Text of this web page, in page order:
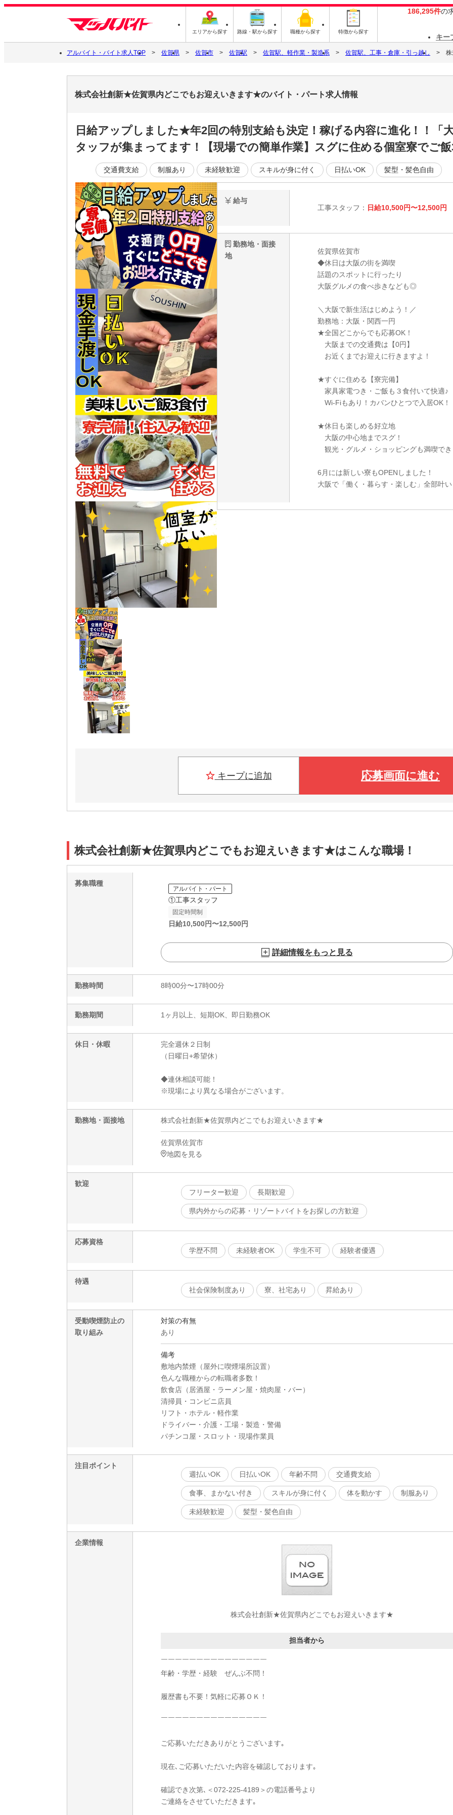
エリアから探す 路線・駅から探す 職種から探す 特徴から探す
186,295件の
キー
アルバイト・バイト求人TOP 佐賀県 佐賀市 佐賀駅 佐賀駅、軽作業・製造系 佐賀駅、工事・倉庫・引っ越し
株式会社創新★佐賀県内どこでもお迎えいきます★のバイト・パート求人情報
日給アップしました★年2回の特別支給も決定！稼げる内容に進化！！「
タッフが集まってます！【現場での簡単作業】スグに住める個室寮でご
交通費支給 制服あり 未経験歓迎 スキルが身に付く 日払いOK 髪型・髪色自由
給与
工事スタッフ： 日給10,500円〜12,500円
勤務地・面接
地
佐賀県佐賀市
◆休日は大阪の街を満喫
話題のスポットに行ったり
大阪グルメの食べ歩きなども◎
＼大阪で新生活はじめよう！／
勤務地：大阪・関西一円
★全国どこからでも応募OK！
大阪までの交通費は【0円】
お近くまでお迎えに行きますよ！
★すぐに住める【寮完備】
家具家電つき・ご飯も３食付いて快適♪
Wi-Fiもあり！カバンひとつで入居OK！
★休日も楽しめる好立地
大阪の中心地までスグ！
観光・グルメ・ショッピングも満喫で
6月には新しい寮もOPENしました！
大阪で「働く・暮らす・楽しむ」全部叶
キープに追加 応募画面に進む
株式会社創新★佐賀県内どこでもお迎えいきます★はこんな職場！
募集職種
アルバイト・パート
①工事スタッフ
固定時間制
日給10,500円〜12,500円
詳細情報をもっと見る
勤務時間 8時00分〜17時00分
勤務期間 1ヶ月以上、短期OK、即日勤務OK
休日・休暇
完全週休２日制
（日曜日+希望休）
◆連休相談可能！
※現場により異なる場合がございます。
勤務地・面接地 株式会社創新★佐賀県内どこでもお迎えいきます★
佐賀県佐賀市
地図を見る
歓迎
フリーター歓迎
長期歓迎
県内外からの応募・リゾートバイトをお探しの方歓迎
応募資格
学歴不問
未経験者OK 学生不可 経験者優遇
待遇
社会保険制度あり
寮、社宅あり 昇給あり
受動喫煙防止の
取り組み
対策の有無
あり
備考
敷地内禁煙（屋外に喫煙場所設置）
色んな職種からの転職者多数！
飲食店（居酒屋・ラーメン屋・焼肉屋・バー）
清掃員・コンビニ店員
リフト・ホテル・軽作業
ドライバー・介護・工場・製造・警備
パチンコ屋・スロット・現場作業員
注目ポイント
週払いOK
日払いOK 年齢不問 交通費支給
食事、まかない付き スキルが身に付く 体を動かす 制服あり
未経験歓迎 髪型・髪色自由
企業情報
株式会社創新★佐賀県内どこでもお迎えいきます★
担当者から
￣￣￣￣￣￣￣￣￣￣￣￣￣￣￣
年齢・学歴・経験 ぜんぶ不問！
履歴書も不要！気軽に応募ＯＫ！
￣￣￣￣￣￣￣￣￣￣￣￣￣￣￣
ご応募いただきありがとうございます｡
現在､ご応募いただいた内容を確認しております｡
確認でき次第､＜072-225-4189＞の電話番号より
ご連絡をさせていただきます｡